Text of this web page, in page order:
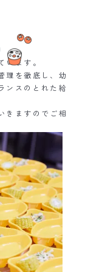
ます。
理を徹底し、幼
ンスのとれた給
きますのでご相